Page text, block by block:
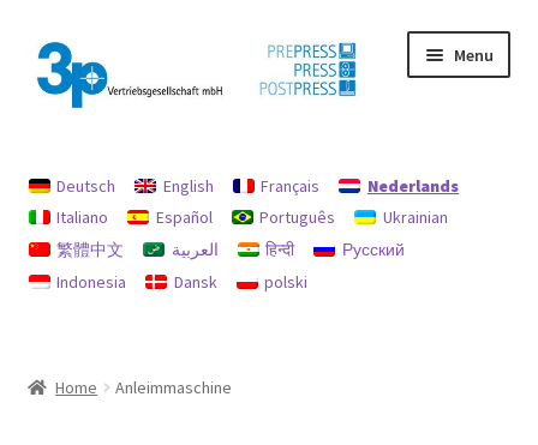
Ga
door
naar
navigatie
Ga
naar
de
inhoud
Menu
afdruk
Gebruikte machines
Deutsch English Français
Nederlands
Italiano
Español Português
Ukrainian
繁體中文
العربية हिन्दी
Русский
Indonesia
Dansk polski
Home Anleimmaschine